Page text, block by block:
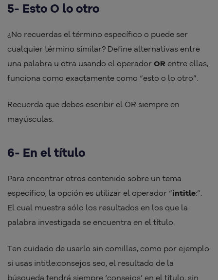
5- Esto O lo otro
¿No recuerdas el término específico o puede ser
cualquier término similar? Define alternativas entre
una palabra u otra usando el operador OR entre ellas,
funciona como exactamente como “esto o lo otro”.
Recuerda que debes escribir el OR siempre en
mayúsculas.
6- En el título
Para encontrar otros contenido sobre un tema
específico, la opción es utilizar el operador “intitle:”.
El cual muestra sólo los resultados en los que la
palabra investigada se encuentra en el título.
Ten cuidado de usarlo sin comillas, como por ejemplo:
si usas intitle:consejos seo, el resultado de la
búsqueda tendrá siempre ‘consejos’ en el título, sin